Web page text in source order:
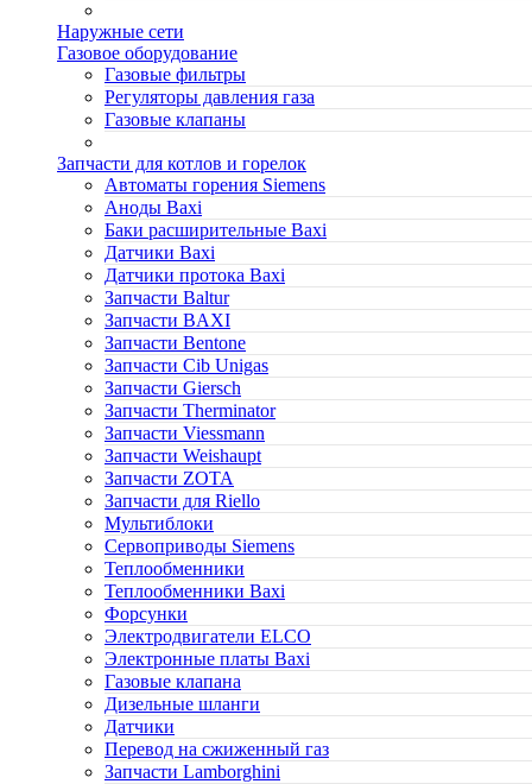
Наружные сети
Газовое оборудование
Газовые фильтры
Регуляторы давления газа
Газовые клапаны
Запчасти для котлов и горелок
Автоматы горения Siemens
Аноды Baxi
Баки расширительные Baxi
Датчики Baxi
Датчики протока Baxi
Запчасти Baltur
Запчасти BAXI
Запчасти Bentone
Запчасти Cib Unigas
Запчасти Giersch
Запчасти Therminator
Запчасти Viessmann
Запчасти Weishaupt
Запчасти ZOTA
Запчасти для Riello
Мультиблоки
Сервоприводы Siemens
Теплообменники
Теплообменники Baxi
Форсунки
Электродвигатели ELCO
Электронные платы Baxi
Газовые клапана
Дизельные шланги
Датчики
Перевод на сжиженный газ
Запчасти Lamborghini